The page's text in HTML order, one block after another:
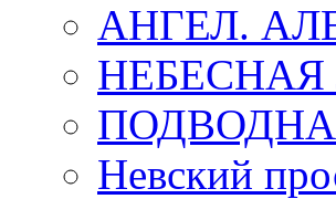
АНГЕЛ.
Невский